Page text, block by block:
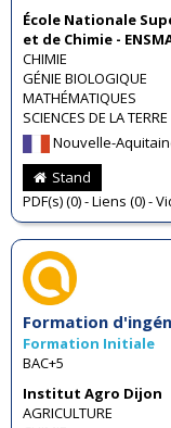
École Nationale
et de Chimie -
CHIMIE
GÉNIE BIOLOGIQUE
MATHÉMATIQUES
SCIENCES DE LA TERRE
Nouvelle-
Stand
PDF(s) (0) - Liens (0) -
Formation
Formation Initiale
BAC+5
Institut Agro Dijon
AGRICULTURE